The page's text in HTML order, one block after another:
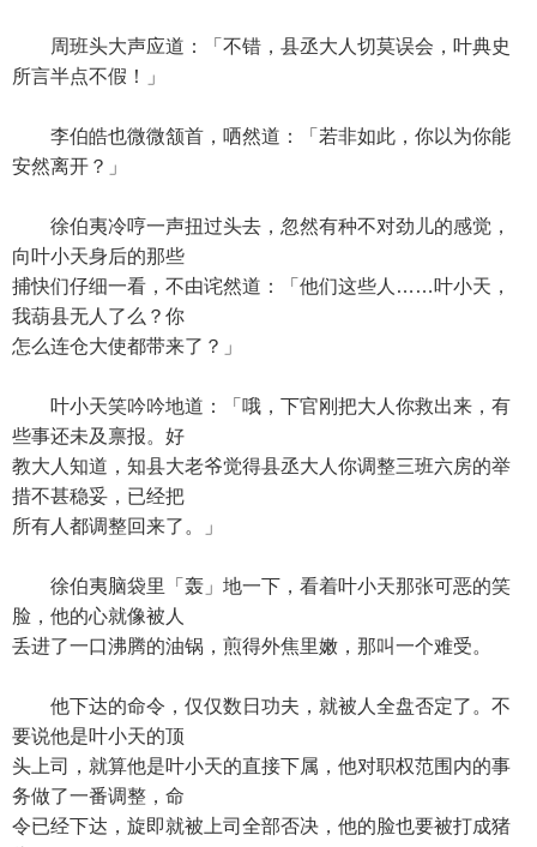
周班头大声应道：「不错，县丞大人切莫误会，叶典史
所言半点不假！」
李伯皓也微微颔首，哂然道：「若非如此，你以为你能
安然离开？」
徐伯夷冷哼一声扭过头去，忽然有种不对劲儿的感觉，
向叶小天身后的那些
捕快们仔细一看，不由诧然道：「他们这些人……叶小天，
我葫县无人了么？你
怎么连仓大使都带来了？」
叶小天笑吟吟地道：「哦，下官刚把大人你救出来，有
些事还未及禀报。好
教大人知道，知县大老爷觉得县丞大人你调整三班六房的举
措不甚稳妥，已经把
所有人都调整回来了。」
徐伯夷脑袋里「轰」地一下，看着叶小天那张可恶的笑
脸，他的心就像被人
丢进了一口沸腾的油锅，煎得外焦里嫩，那叫一个难受。
他下达的命令，仅仅数日功夫，就被人全盘否定了。不
要说他是叶小天的顶
头上司，就算他是叶小天的直接下属，他对职权范围内的事
务做了一番调整，命
令已经下达，旋即就被上司全部否决，他的脸也要被打成猪